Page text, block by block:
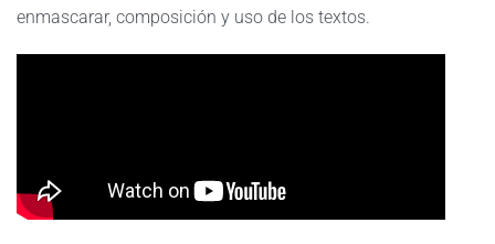
enmascarar, composición y uso de los textos.